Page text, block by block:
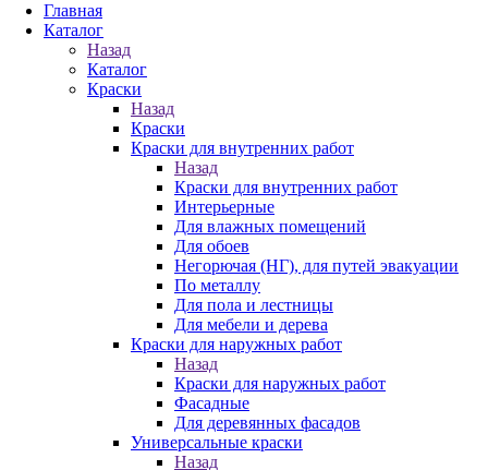
Главная
Каталог
Назад
Каталог
Краски
Назад
Краски
Краски для внутренних работ
Назад
Краски для внутренних работ
Интерьерные
Для влажных помещений
Для обоев
Негорючая (НГ), для путей эвакуации
По металлу
Для пола и лестницы
Для мебели и дерева
Краски для наружных работ
Назад
Краски для наружных работ
Фасадные
Для деревянных фасадов
Универсальные краски
Назад